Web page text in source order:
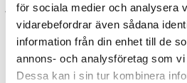
för sociala medier och analysera
vidarebefordrar även sådana
information från din enhet till de
annons- och analysföretag som vi
Dessa kan i sin tur kombinera
Visa fler recensioner